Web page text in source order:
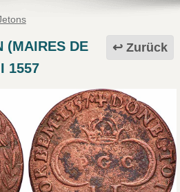
Zurück
(MAIRES DE
1557